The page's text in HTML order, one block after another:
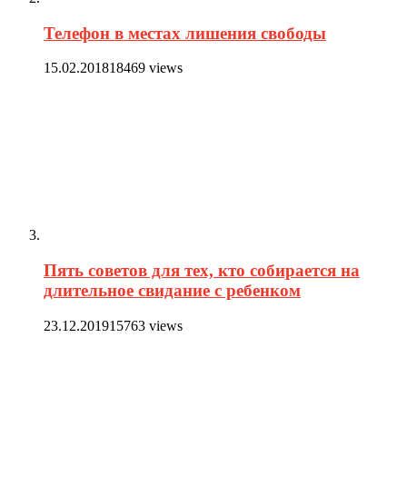
Телефон в местах лишения свободы
15.02.201818469 views
Пять советов для тех, кто собирается на
длительное свидание с ребенком
23.12.201915763 views